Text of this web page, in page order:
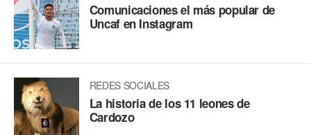
Comunicaciones el más popular de
Uncaf en Instagram
REDES SOCIALES
La historia de los 11 leones de
Cardozo